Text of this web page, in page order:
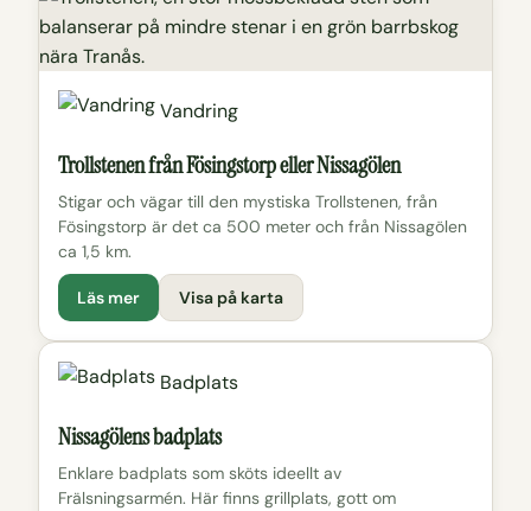
Vandring
Trollstenen från Fösingstorp eller Nissagölen
Stigar och vägar till den mystiska Trollstenen, från
Fösingstorp är det ca 500 meter och från Nissagölen
ca 1,5 km.
Läs mer Visa på karta
Badplats
Nissagölens badplats
Enklare badplats som sköts ideellt av
Frälsningsarmén. Här finns grillplats, gott om